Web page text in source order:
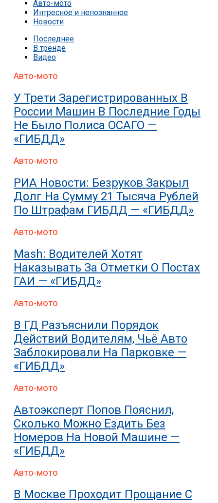
Авто-мото
Интресное и непознанное
Новости
Последнее
В тренде
Видео
Авто-мото
У Трети Зарегистрированных В
России Машин В Последние Годы
Не Было Полиса ОСАГО —
«ГИБДД»
Авто-мото
РИА Новости: Безруков Закрыл
Долг На Сумму 21 Тысяча Рублей
По Штрафам ГИБДД — «ГИБДД»
Авто-мото
Mash: Водителей Хотят
Наказывать За Отметки О Постах
ГАИ — «ГИБДД»
Авто-мото
В ГД Разъяснили Порядок
Действий Водителям, Чьё Авто
Заблокировали На Парковке —
«ГИБДД»
Авто-мото
Автоэксперт Попов Пояснил,
Сколько Можно Ездить Без
Номеров На Новой Машине —
«ГИБДД»
Авто-мото
В Москве Проходит Прощание С